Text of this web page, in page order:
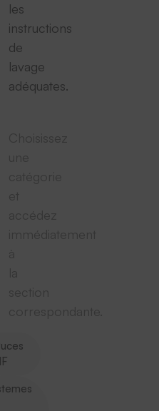
les
instructions
de
lavage
adéquates.